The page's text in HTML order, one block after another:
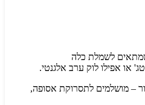
שמתאים לשמלת כלה
– מושלמים לתסרוקת אסופה,